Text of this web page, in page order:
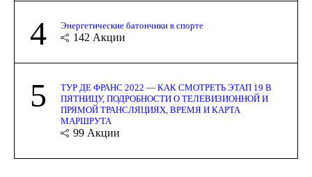
4 Энергетические батончики в спорте
142 Акции
5
ТУР ДЕ ФРАНС 2022 — КАК СМОТРЕТЬ ЭТАП 19 В
ПЯТНИЦУ, ПОДРОБНОСТИ О ТЕЛЕВИЗИОННОЙ И
ПРЯМОЙ ТРАНСЛЯЦИЯХ, ВРЕМЯ И КАРТА
МАРШРУТА
99 Акции